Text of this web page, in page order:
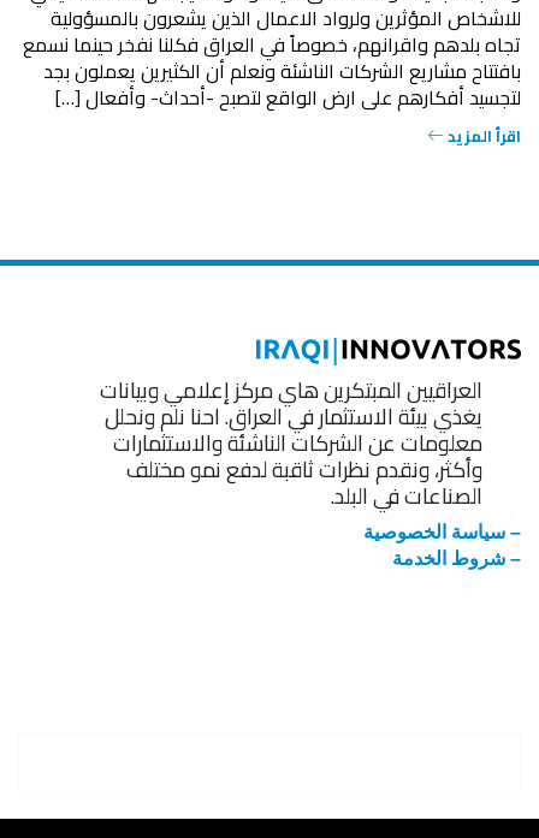
للاشخاص المؤثرين ولرواد الاعمال الذين يشعرون بالمسؤولية
تجاه بلدهم واقرانهم، خصوصاً في العراق فكلنا نفخر حينما نسمع
بافتتاح مشاريع الشركات الناشئة ونعلم أن الكثيرين يعملون بجد
لتجسيد أفكارهم على ارض الواقع لتصبح -أحداث- وأفعال […]
اقرأ المزيد
العراقيين المبتكرين هاي مركز إعلامي وبيانات
يغذي بيئة الاستثمار في العراق. احنا نلم ونحلل
معلومات عن الشركات الناشئة والاستثمارات
وأكثر، ونقدم نظرات ثاقبة لدفع نمو مختلف
الصناعات في البلد.
– سياسة الخصوصية
– شروط الخدمة